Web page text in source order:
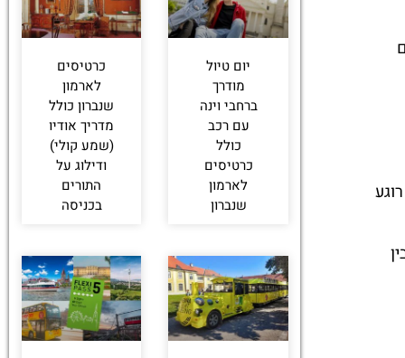
יום טיול
מודרך
ברחבי וינה
עם רכב
כולל
כרטיסים
לארמון
שנברון
כרטיסים
לארמון
שנברון כולל
מדריך אודיו
(שמע קולי)
ודילוג על
התורים
בכניסה